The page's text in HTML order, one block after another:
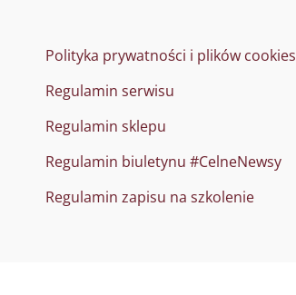
Polityka prywatności i plików cookies
Regulamin serwisu
Regulamin sklepu
Regulamin biuletynu #CelneNewsy
Regulamin zapisu na szkolenie